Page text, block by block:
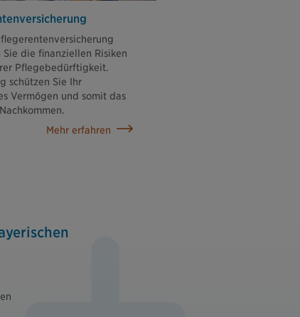
Sie die finanziellen Risiken
Pflegebedürftigkeit.
schützen Sie Ihr
Vermögen und somit das
Mehr erfahren